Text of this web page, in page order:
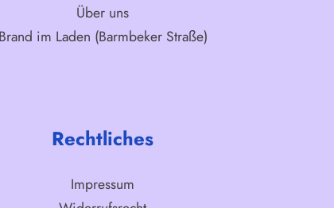
Über uns
Brand im Laden (Barmbeker Straße)
Rechtliches
Impressum